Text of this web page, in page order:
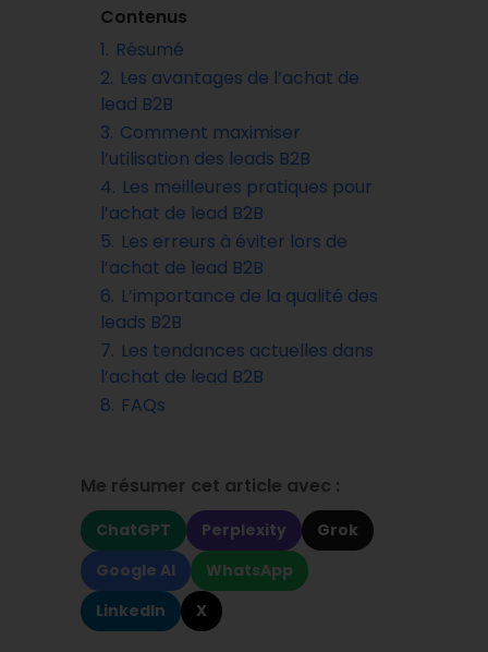
Contenus
1. Résumé
2. Les avantages de l’achat de
lead B2B
3. Comment maximiser
l’utilisation des leads B2B
4. Les meilleures pratiques pour
l’achat de lead B2B
5. Les erreurs à éviter lors de
l’achat de lead B2B
6. L’importance de la qualité des
leads B2B
7. Les tendances actuelles dans
l’achat de lead B2B
8. FAQs
Me résumer cet article avec :
ChatGPT Perplexity
Grok
Google AI
WhatsApp
LinkedIn
X